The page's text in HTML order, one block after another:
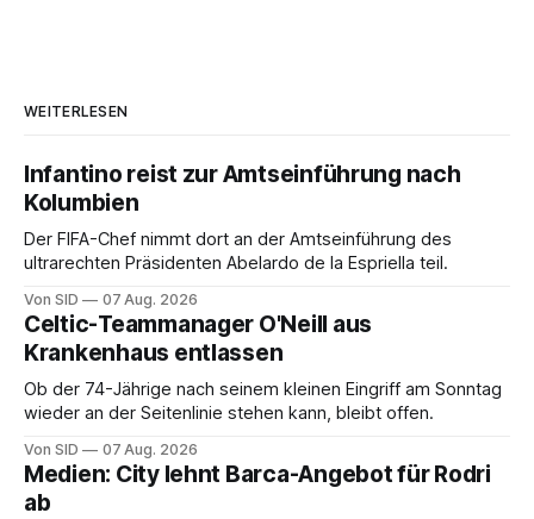
WEITERLESEN
Infantino reist zur Amtseinführung nach
Kolumbien
Der FIFA-Chef nimmt dort an der Amtseinführung des
ultrarechten Präsidenten Abelardo de la Espriella teil.
Von SID 07 Aug. 2026
Celtic-Teammanager O'Neill aus
Krankenhaus entlassen
Ob der 74-Jährige nach seinem kleinen Eingriff am Sonntag
wieder an der Seitenlinie stehen kann, bleibt offen.
Von SID 07 Aug. 2026
Medien: City lehnt Barca-Angebot für Rodri
ab